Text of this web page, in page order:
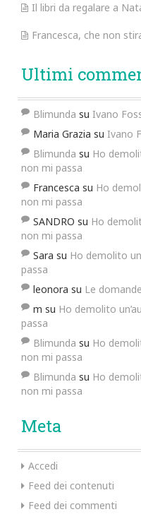
Il libri da regalare a
Francesca, che non
Ultimi
Blimunda su Ivano
Maria Grazia su Ivano
Blimunda su Ho
non mi passa
Francesca su Ho
non mi passa
SANDRO su Ho
non mi passa
Sara su Ho demolito
passa
leonora su Le
m su Ho demolito
passa
Blimunda su Ho
non mi passa
Blimunda su Ho
non mi passa
Meta
Accedi
Feed dei contenuti
Feed dei commenti